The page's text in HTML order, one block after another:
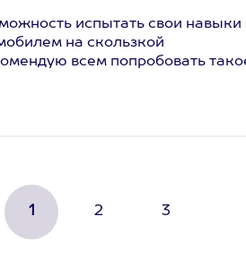
испытать свои навыки
на скользкой
всем попробовать
1 2 3